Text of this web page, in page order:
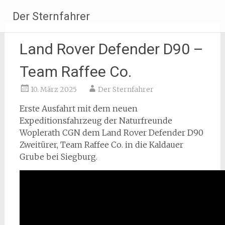
Inhalt
springen
Der Sternfahrer
Land Rover Defender D90 –
Team Raffee Co.
10. März 2025 Der Sternfahrer
Erste Ausfahrt mit dem neuen
Expeditionsfahrzeug der Naturfreunde
Woplerath CGN dem Land Rover Defender D90
Zweitürer, Team Raffee Co. in die Kaldauer
Grube bei Siegburg.